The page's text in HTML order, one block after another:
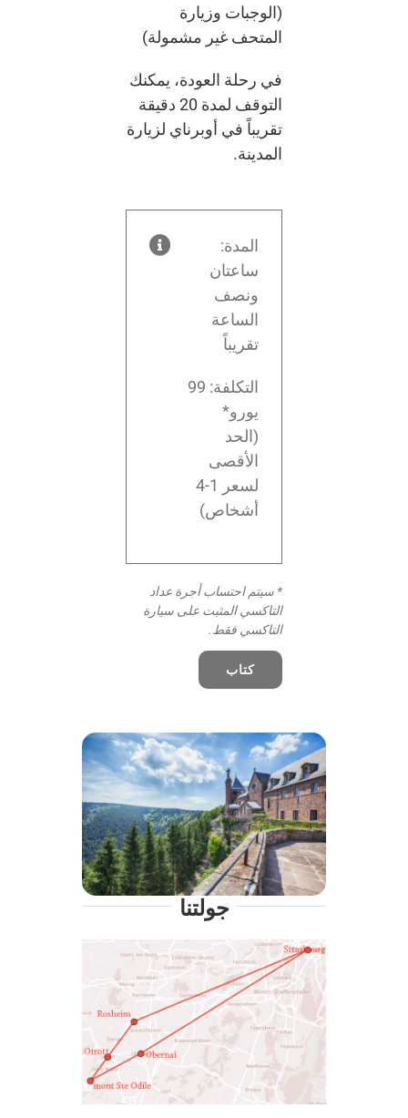
جولتنا
(الوجبات وزيارة
المتحف غير مشمولة)
في رحلة العودة، يمكنك
التوقف لمدة 20 دقيقة
تقريباً في أوبرناي لزيارة
المدينة.
المدة:
ساعتان
ونصف
الساعة
تقريباً
التكلفة: 99
يورو*
(الحد
الأقصى
لسعر 1-4
أشخاص)
* سيتم احتساب أجرة عداد
التاكسي المثبت على سيارة
التاكسي فقط.
كتاب